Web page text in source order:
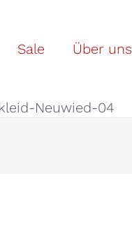
Sale Über uns
Neuwied-04